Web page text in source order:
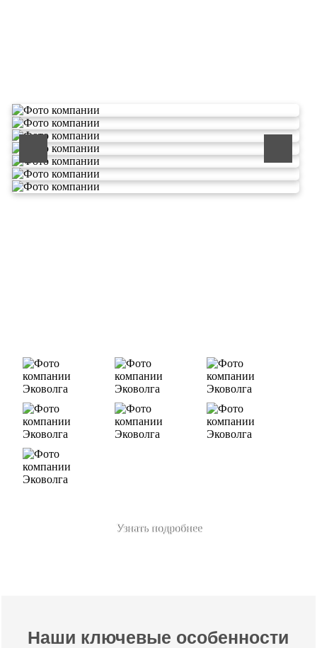
ООО «ЭКОВОЛГА» является современной и
Узнать подробнее
Наши ключевые особенности